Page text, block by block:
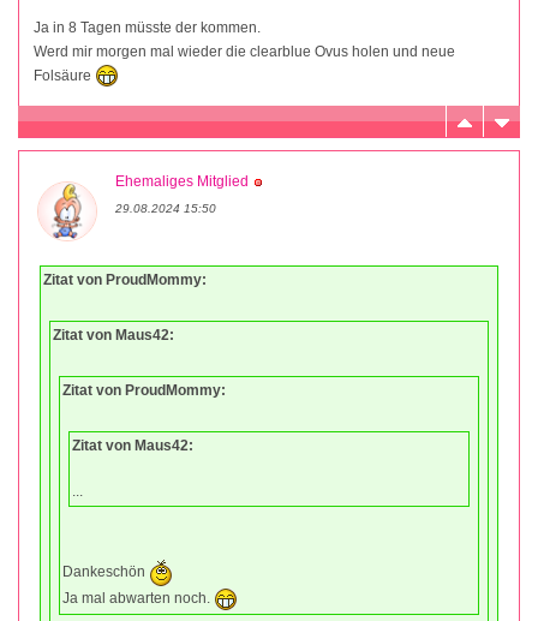
Ja in 8 Tagen müsste der kommen.
Werd mir morgen mal wieder die clearblue Ovus holen und neue
Folsäure
Ehemaliges Mitglied
29.08.2024 15:50
Zitat von ProudMommy:
Zitat von Maus42:
Zitat von ProudMommy:
Zitat von Maus42:
...
Dankeschön
Ja mal abwarten noch.